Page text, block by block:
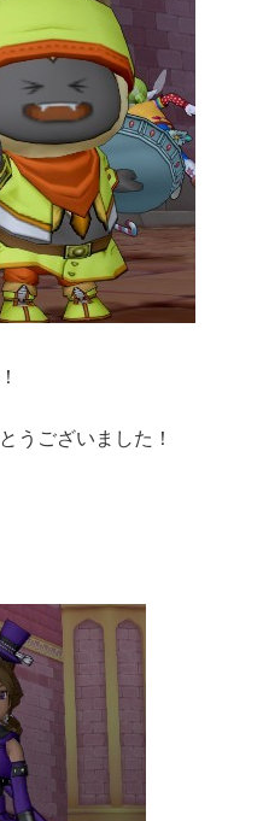
うございました！